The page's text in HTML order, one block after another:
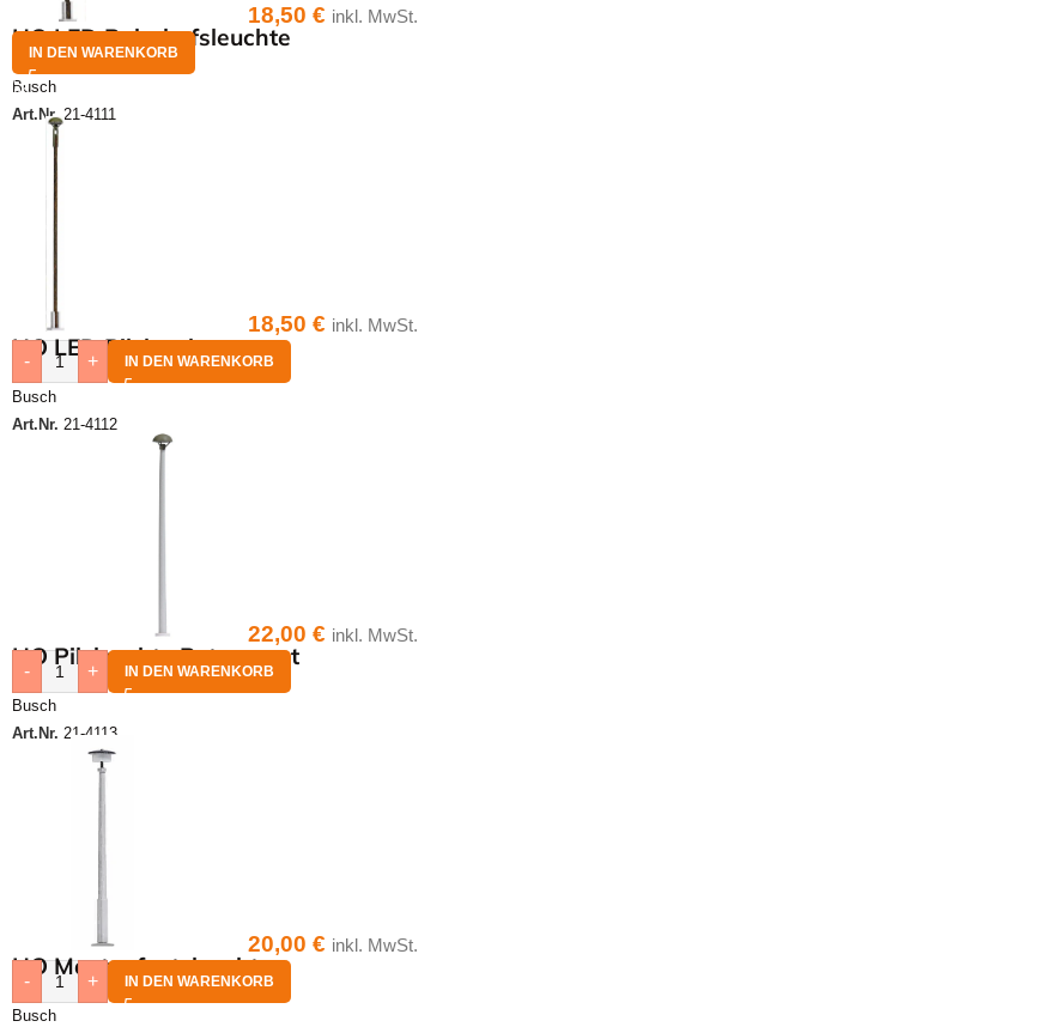
HO LED Bahnhofsleuchte
Busch
Art.Nr. 21-4111
18,50€ inkl. MwSt.
IN DEN WARENKORB
HO LED Pilzleuchte
Busch
Art.Nr. 21-4112
18,50€ inkl. MwSt.
-
+ IN DEN WARENKORB
HO Pilzleuchte Betonmast
Busch
Art.Nr. 21-4113
22,00€ inkl. MwSt.
-
+ IN DEN WARENKORB
HO Mastaufsatzleuchte
Busch
20,00€ inkl. MwSt.
-
+ IN DEN WARENKORB